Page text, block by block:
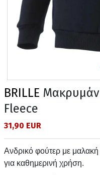
BRILLE
Fleece
31,90 EUR
Ανδρικό φούτερ με
για καθημερινή χρήση.